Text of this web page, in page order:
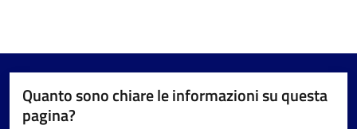
Quanto sono chiare le informazioni su questa
pagina?